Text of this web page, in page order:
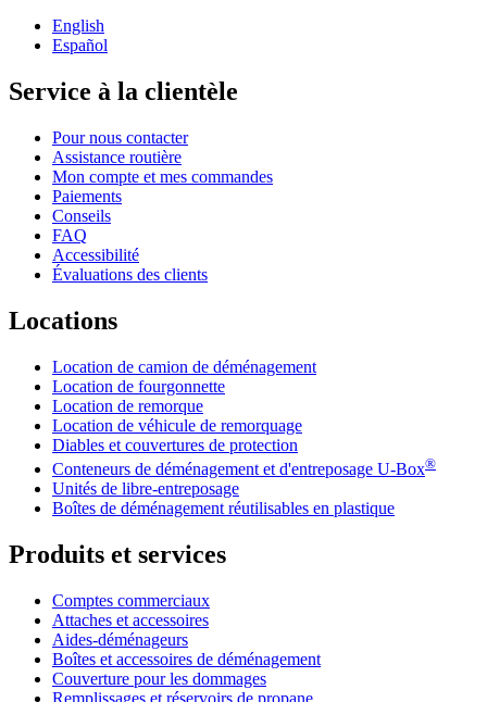
English
Español
Service à la clientèle
Pour nous contacter
Assistance routière
Mon compte et mes commandes
Paiements
Conseils
FAQ
Accessibilité
Évaluations des clients
Locations
Location de camion de déménagement
Location de fourgonnette
Location de remorque
Location de véhicule de remorquage
Diables et couvertures de protection
Conteneurs de déménagement et d'entreposage U-Box®
Unités de libre-entreposage
Boîtes de déménagement réutilisables en plastique
Produits et services
Comptes commerciaux
Attaches et accessoires
Aides-déménageurs
Boîtes et accessoires de déménagement
Couverture pour les dommages